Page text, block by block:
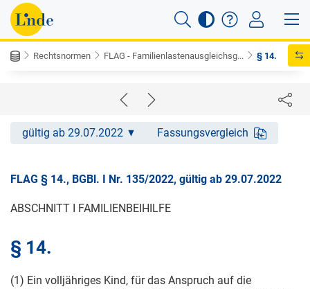
Rechtsnormen FLAG - Familienlastenausgleichsg... § 14.
gültig ab 29.07.2022 Fassungsvergleich
FLAG § 14., BGBl. I Nr. 135/2022, gültig ab 29.07.2022
ABSCHNITT I FAMILIENBEIHILFE
§ 14.
(1) Ein volljähriges Kind, für das Anspruch auf die